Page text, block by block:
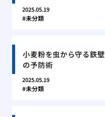
2025.05.19
未分類
小麦粉を虫から守る鉄壁
の予防術
2025.05.19
未分類